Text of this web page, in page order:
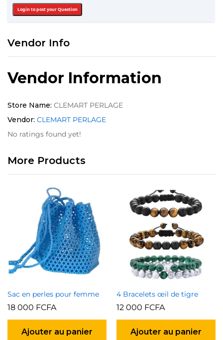
Login to post your Question
Vendor Info
Vendor Information
Store Name: CLEMART PERLAGE
Vendor: CLEMART PERLAGE
No ratings found yet!
More Products
Sac en perles pour femme
18 000 FCFA
Ajouter au panier
4 Bracelets œil de tigre
12 000 FCFA
Ajouter au panier